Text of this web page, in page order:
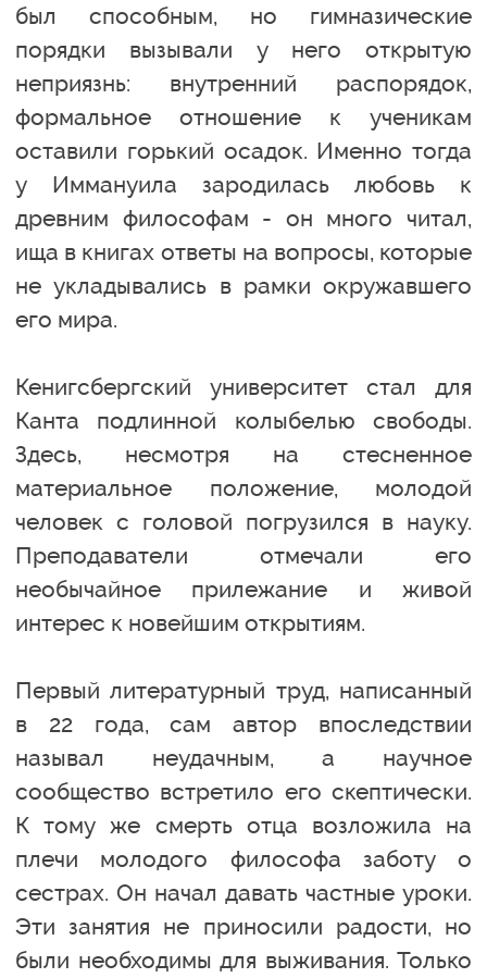
был способным, но гимназические
порядки вызывали у него открытую
неприязнь: внутренний распорядок,
формальное отношение к ученикам
оставили горький осадок. Именно тогда
у Иммануила зародилась любовь к
древним философам - он много читал,
ища в книгах ответы на вопросы, которые
не укладывались в рамки окружавшего
его мира.
Кенигсбергский университет стал для
Канта подлинной колыбелью свободы.
Здесь, несмотря на стесненное
материальное положение, молодой
человек с головой погрузился в науку.
Преподаватели отмечали его
необычайное прилежание и живой
интерес к новейшим открытиям.
Первый литературный труд, написанный
в 22 года, сам автор впоследствии
называл неудачным, а научное
сообщество встретило его скептически.
К тому же смерть отца возложила на
плечи молодого философа заботу о
сестрах. Он начал давать частные уроки.
Эти занятия не приносили радости, но
были необходимы для выживания. Только